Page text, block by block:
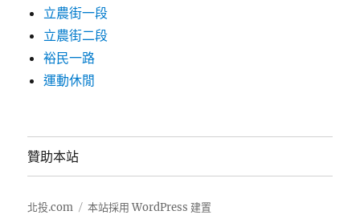
立農街一段
立農街二段
裕民一路
運動休閒
贊助本站
北投.com 本站採用 WordPress 建置